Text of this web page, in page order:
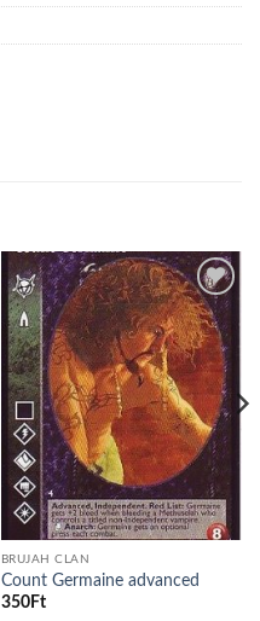
Add to
wishlist
BRUJAH CLAN
Count Germaine advanced
350Ft